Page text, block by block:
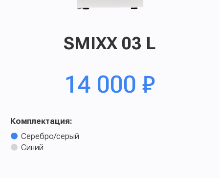
SMIXX 03 L
14 000 ₽
Комплектация:
Серебро/серый
Синий